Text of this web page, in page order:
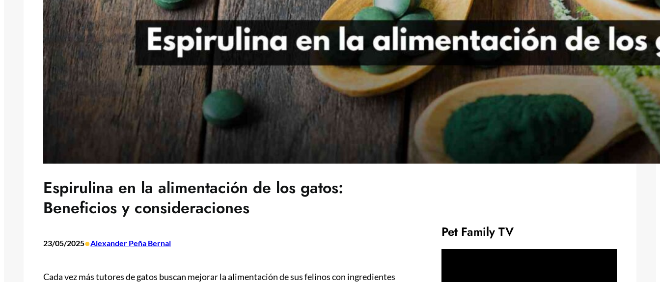
Espirulina en la alimentación de los gatos:
Beneficios y consideraciones
23/05/2025•Alexander Peña Bernal
Cada vez más tutores de gatos buscan mejorar la alimentación de sus felinos con ingredientes
Clic para suscribirte a la revista
Revista
Pet Family TV